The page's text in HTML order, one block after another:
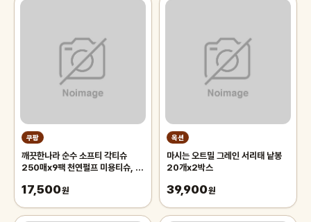
쿠팡
깨끗한나라 순수 소프티 각티슈
250매x9팩 천연펄프 미용티슈, 3
17,500원
옥션
마시는 오트밀 그레인 서리태 낱봉
20개x2박스
39,900원